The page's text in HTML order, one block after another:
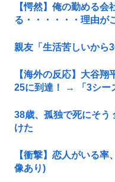
【愕然】俺の勤める会
る・・・・・・理由が
親友「生活苦しいから
【海外の反応】大谷
25に到達！ → 「3シー
38歳、孤独で死にそう
けた
【衝撃】恋人がいる
像あり)